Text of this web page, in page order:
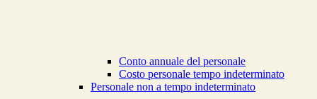
Conto annuale del personale
Costo personale tempo indeterminato
Personale non a tempo indeterminato